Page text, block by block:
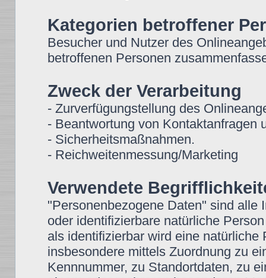
Kategorien betroffener
Besucher und Nutzer des
betroffenen Personen
Zweck der Verarbeitung
- Zurverfügungstellung des
- Beantwortung von Kontaktanfragen
- Sicherheitsmaßnahmen.
- Reichweitenmessung/Marketing
Verwendete
"Personenbezogene Daten" sind alle
oder identifizierbare natürliche
als identifizierbar wird eine
insbesondere mittels Zuordnung zu
Kennnummer, zu Standortdaten, zu